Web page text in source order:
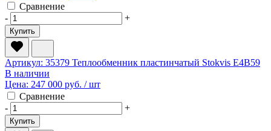
Сравнение
-
+
Купить
Артикул: 35379 Теплообменник пластинчатый Stokvis E4B59
В наличии
Цена: 247 000 руб. / шт
Сравнение
-
+
Купить